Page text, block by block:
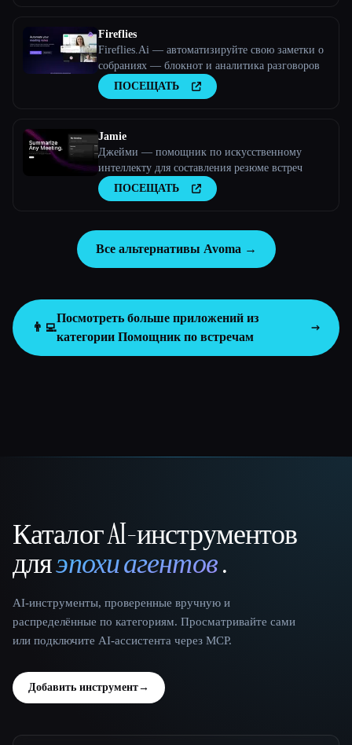
Fireflies
Fireflies.Ai — автоматизируйте свою заметки о
собраниях — блокнот и аналитика разговоров
ПОСЕЩАТЬ
Jamie
Джейми — помощник по искусственному
интеллекту для составления резюме встреч
ПОСЕЩАТЬ
Все альтернативы Avoma →
👨‍💻
Посмотреть больше приложений из
категории Помощник по встречам
That AI Collection
Каталог AI-инструментов
дляэпохи агентов.
AI-инструменты, проверенные вручную и
распределённые по категориям. Просматривайте сами
или подключите AI-ассистента через MCP.
Добавить инструмент→